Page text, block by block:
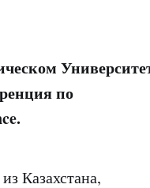
по
Казахстана,